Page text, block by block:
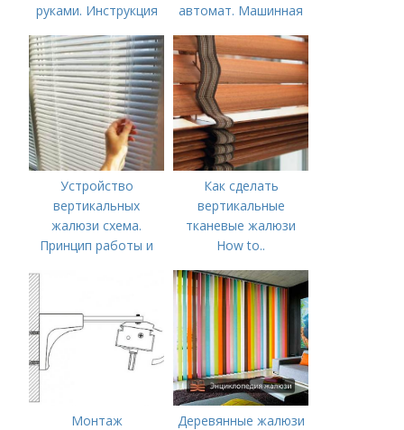
руками. Инструкция
автомат. Машинная
Устройство
вертикальных
жалюзи схема.
Принцип работы и
Как сделать
вертикальные
тканевые жалюзи
How to..
жалюзи
Монтаж
Деревянные жалюзи